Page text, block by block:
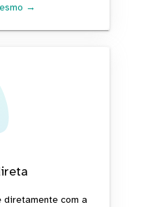
→
diretamente com a